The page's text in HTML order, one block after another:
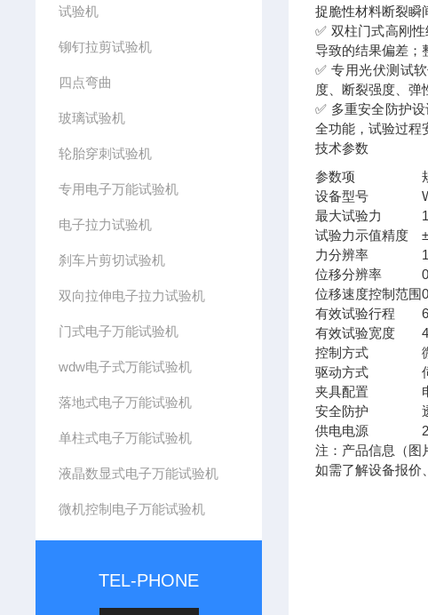
试验机
铆钉拉剪试验机
四点弯曲
玻璃试验机
轮胎穿刺试验机
专用电子万能试验机
电子拉力试验机
刹车片剪切试验机
双向拉伸电子拉力试验机
门式电子万能试验机
wdw电子式万能试验机
落地式电子万能试验机
单柱式电子万能试验机
液晶数显式电子万能试验机
微机控制电子万能试验机
TEL-PHONE
捉脆性材料断裂瞬
✅ 双柱门式高刚
导致的结果偏差；
✅ 专用光伏测试
度、断裂强度、弹
✅ 多重安全防护
全功能，试验过程
技术参数
参数项
设备型号
最大试验力
试验力示值精度
力分辨率
位移分辨率
位移速度控制范围
有效试验行程
有效试验宽度
控制方式
驱动方式
夹具配置
安全防护
供电电源
注：产品信息（图
如需了解设备报价